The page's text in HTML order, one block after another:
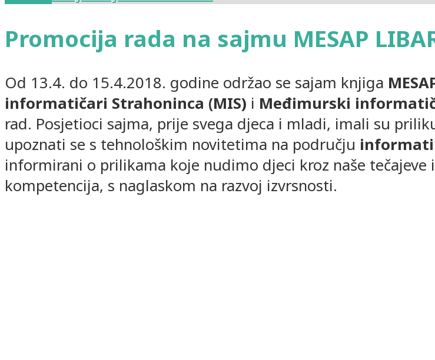
Promocija rada na sajmu MESAP
Od 13.4. do 15.4.2018. godine održao se sajam knjiga
informatičari Strahoninca (MIS) i Međimurski
rad. Posjetioci sajma, prije svega djeca i mladi, imali su
upoznati se s tehnološkim novitetima na području
informirani o prilikama koje nudimo djeci kroz naše tečajeve
kompetencija, s naglaskom na razvoj izvrsnosti.